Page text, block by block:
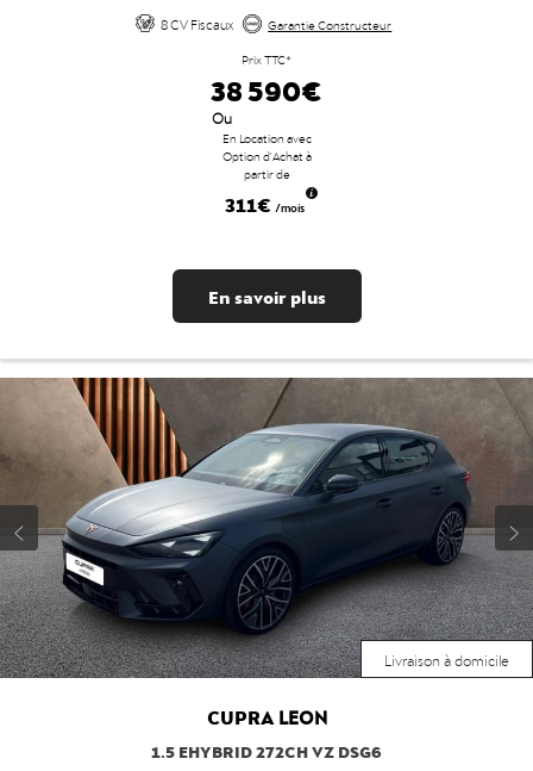
8 CV Fiscaux
Garantie Constructeur
Prix TTC*
38 590€
Ou
En Location avec
Option d'Achat à
partir de
311€ /mois
En savoir plus
Livraison à domicile
CUPRA LEON
1.5 EHYBRID 272CH VZ DSG6